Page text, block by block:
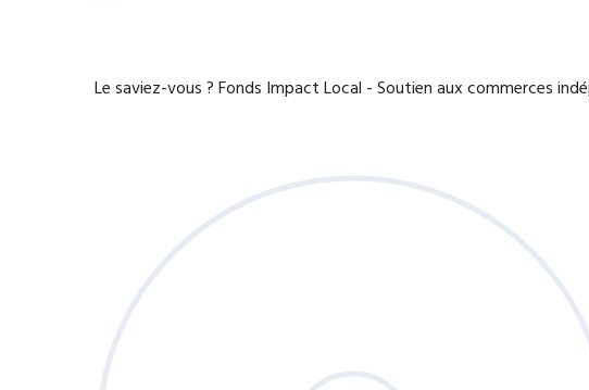
Le saviez-vous ?Fonds Impact Local - Soutien aux commerces